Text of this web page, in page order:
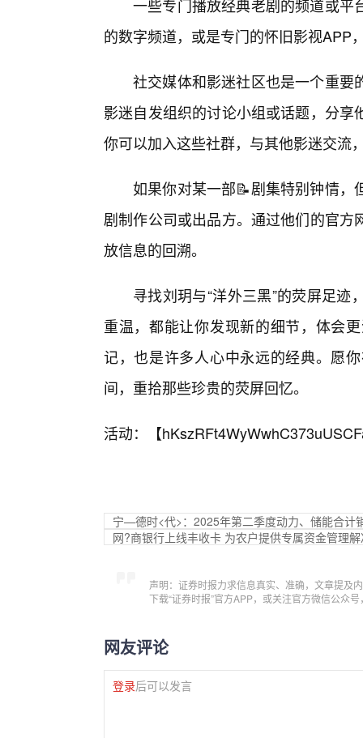
一些专门播放经典老剧的频道或平
的数字频道，或是专门的怀旧影视APP
社交媒体和影迷社区也是一个重要
影迷自发组织的讨论小组或话题，分
你可以加入这些社群，与其他影迷交流
如果你对某一部📝剧集特别钟情，
剧制作公司或出品方。通过他们的官
放信息的回溯。
寻找刘玥与“洋外三黑”的荧屏足
重温，都能让你发现新的细节，体会
记，也是许多人心中永远的经典。愿
间，重拾那些珍贵的荧屏回忆。
活动：【
宁—德时<代>：2025年第二季度动力、储能合计
网?商银行上线丰收卡 为农户提供专属资金管理
声明：证券时报力求信息真实、准确，文章提及
下载“证券时报”官方APP，或关注官方微信公众
网友评论
登录后可以发言